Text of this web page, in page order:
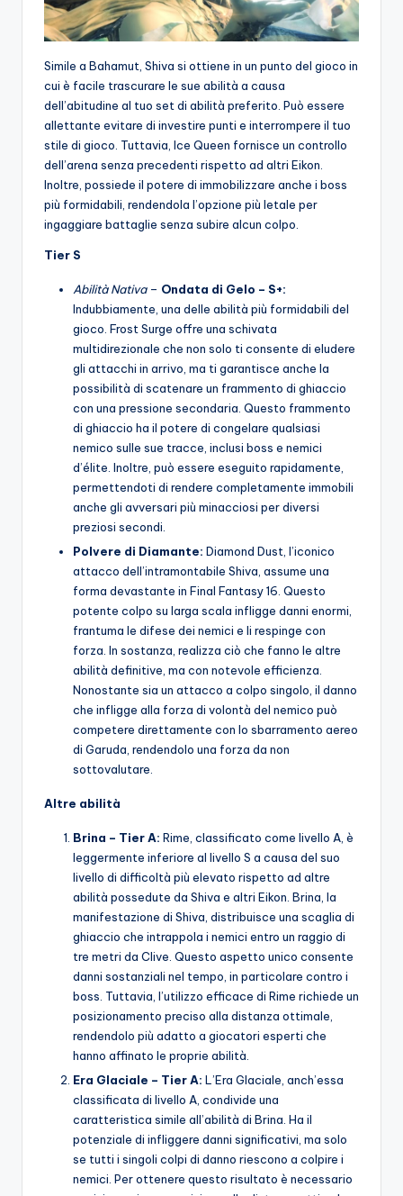
Simile a Bahamut, Shiva si ottiene in un punto del gioco in
cui è facile trascurare le sue abilità a causa
dell’abitudine al tuo set di abilità preferito. Può essere
allettante evitare di investire punti e interrompere il tuo
stile di gioco. Tuttavia, Ice Queen fornisce un controllo
dell’arena senza precedenti rispetto ad altri Eikon.
Inoltre, possiede il potere di immobilizzare anche i boss
più formidabili, rendendola l’opzione più letale per
ingaggiare battaglie senza subire alcun colpo.
Tier S
Abilità Nativa– Ondata di Gelo – S+:
Indubbiamente, una delle abilità più formidabili del
gioco. Frost Surge offre una schivata
multidirezionale che non solo ti consente di eludere
gli attacchi in arrivo, ma ti garantisce anche la
possibilità di scatenare un frammento di ghiaccio
con una pressione secondaria. Questo frammento
di ghiaccio ha il potere di congelare qualsiasi
nemico sulle sue tracce, inclusi boss e nemici
d’élite. Inoltre, può essere eseguito rapidamente,
permettendoti di rendere completamente immobili
anche gli avversari più minacciosi per diversi
preziosi secondi.
Polvere di Diamante: Diamond Dust, l’iconico
attacco dell’intramontabile Shiva, assume una
forma devastante in Final Fantasy 16. Questo
potente colpo su larga scala infligge danni enormi,
frantuma le difese dei nemici e li respinge con
forza. In sostanza, realizza ciò che fanno le altre
abilità definitive, ma con notevole efficienza.
Nonostante sia un attacco a colpo singolo, il danno
che infligge alla forza di volontà del nemico può
competere direttamente con lo sbarramento aereo
di Garuda, rendendolo una forza da non
sottovalutare.
Altre abilità
Brina – Tier A: Rime, classificato come livello A, è
leggermente inferiore al livello S a causa del suo
livello di difficoltà più elevato rispetto ad altre
abilità possedute da Shiva e altri Eikon. Brina, la
manifestazione di Shiva, distribuisce una scaglia di
ghiaccio che intrappola i nemici entro un raggio di
tre metri da Clive. Questo aspetto unico consente
danni sostanziali nel tempo, in particolare contro i
boss. Tuttavia, l’utilizzo efficace di Rime richiede un
posizionamento preciso alla distanza ottimale,
rendendolo più adatto a giocatori esperti che
hanno affinato le proprie abilità.
Era Glaciale – Tier A: L’Era Glaciale, anch’essa
classificata di livello A, condivide una
caratteristica simile all’abilità di Brina. Ha il
potenziale di infliggere danni significativi, ma solo
se tutti i singoli colpi di danno riescono a colpire i
nemici. Per ottenere questo risultato è necessario